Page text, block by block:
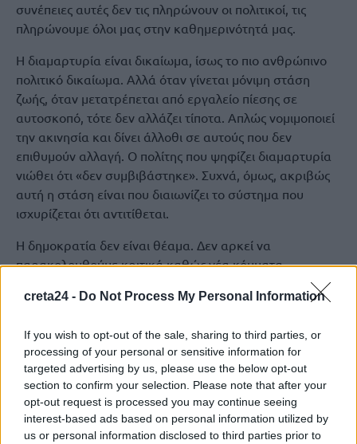
creta24 - Do Not Process My Personal Information
If you wish to opt-out of the sale, sharing to third parties, or
processing of your personal or sensitive information for
targeted advertising by us, please use the below opt-out
section to confirm your selection. Please note that after your
opt-out request is processed you may continue seeing
interest-based ads based on personal information utilized by
us or personal information disclosed to third parties prior to
συνέπειες αυτές δεν τις πληρώνουν οι πολιτικοί, τις
πληρώνουμε όλοι μας στην καθημερινότητά μας.
Η διαμαρτυρία είναι δικαίωμα, ίσως το πιο ανθρώπινο
πολιτικό δικαίωμα. Αλλά όταν γίνεται μόνιμη στάση
ζωής, όταν μετατρέπεται από εργαλείο πίεσης σε
αυτοσκοπό, τότε δεν αλλάζει τίποτα. Απλώς νομιμοποιεί
την ακινησία και δίνει άλλοθι σε αυτούς που δεν
επιθυμούν αλλαγή. Ο πολίτης που ψηφίζει διαμαρτυρία
νιώθει ότι «δεν συμβιβάστηκε». Συχνά, όμως, ακριβώς
αυτή η στάση είναι που διαιωνίζει το σύστημα που
ισχυρίζεται ότι αντιτίθεται.
Η δημοκρατία δεν είναι θέαμα. Δεν αρκεί να
παρακολουθούμε κριτικά καθώς νέα κόμματα
εμφανίζονται στη σκηνή φορτωμένα με υποσχέσεις. Η
δημοκρατία ζητά συμμετοχή με αίσθηση ευθύνης, και
πρόγραμμα και τι είναι σύνθημα, ποιος έχει αποδείξει ότι
μπορεί να κυβερνήσει και ποιος απλώς ξέρει να
φωνάζει δυνατά.